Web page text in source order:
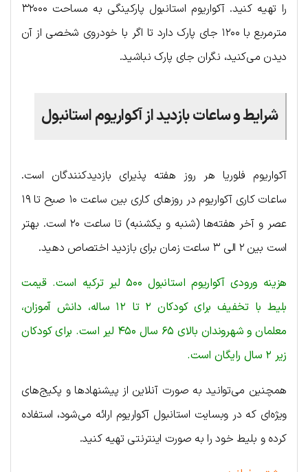
را تهیه کنید. آکواریوم استانبول پارکینگی به مساحت ۳۲۰۰۰
مترمربع با ۱۲۰۰ جای پارک دارد تا اگر با خودروی شخصی از آن
دیدن می‌کنید، نگران جای پارک نباشید.
شرایط و ساعات بازدید از آکواریوم استانبول
آکواریوم فلوریا هر روز هفته پذیرای بازدیدکنندگان است.
ساعات کاری آکواریوم در روزهای کاری بین ساعت ۱۰ صبح تا ۱۹
عصر و آخر هفته‌ها (شنبه و یکشنبه) تا ساعت ۲۰ است. بهتر
است بین ۲ الی ۳ ساعت زمان برای بازدید اختصاص دهید.
هزینه ورودی آکواریوم استانبول ۵۰۰ لیر ترکیه است. قیمت
بلیط با تخفیف برای کودکان ۲ تا ۱۲ ساله، دانش آموزان،
معلمان و شهروندان بالای ۶۵ سال ۴۵۰ لیر است. برای کودکان
زیر ۲ سال رایگان است.
همچنین می‌توانید به صورت آنلاین از پیشنهادها و پکیج‌های
ویژه‌ای که در وبسایت استانبول آکواریوم ارائه می‌شود، استفاده
کرده و بلیط خود را به صورت اینترنتی تهیه کنید.